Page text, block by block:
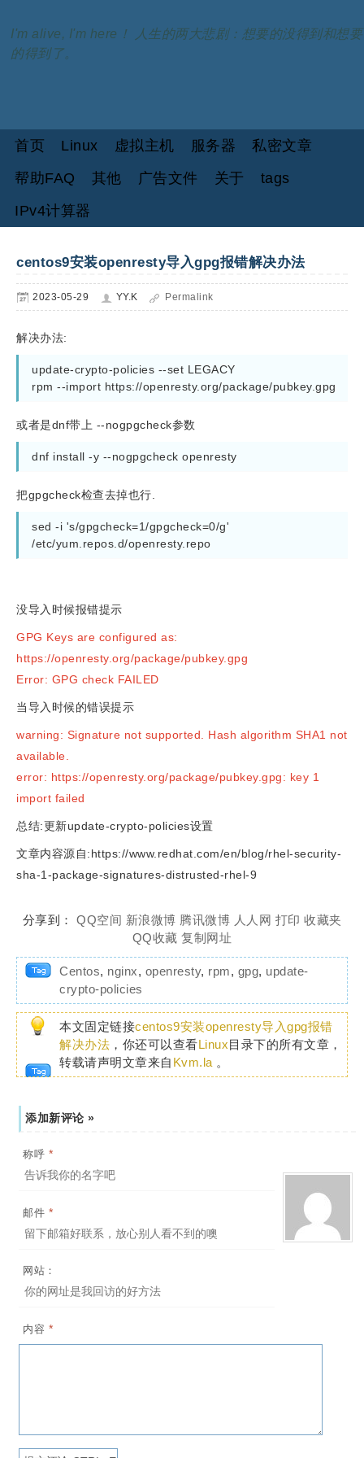
I'm alive, I'm here！ 人生的两大悲剧：想要的没得到和想要
的得到了。
首页 Linux 虚拟主机 服务器
私密文章
帮助FAQ
其他 广告文件 关于
tags
IPv4计算器
centos9安装openresty导入gpg报错解决办法
2023-05-29 YY.K Permalink
解决办法:
update-crypto-policies --set LEGACY
rpm --import https://openresty.org/package/pubkey.gpg
或者是dnf带上 --nogpgcheck参数
dnf install -y --nogpgcheck openresty
把gpgcheck检查去掉也行.
sed -i 's/gpgcheck=1/gpgcheck=0/g'
/etc/yum.repos.d/openresty.repo
没导入时候报错提示
GPG Keys are configured as:
https://openresty.org/package/pubkey.gpg
Error: GPG check FAILED
当导入时候的错误提示
warning: Signature not supported. Hash algorithm SHA1 not
available.
error: https://openresty.org/package/pubkey.gpg: key 1
import failed
总结:更新update-crypto-policies设置
文章内容源自:https://www.redhat.com/en/blog/rhel-security-
sha-1-package-signatures-distrusted-rhel-9
分享到： QQ空间 新浪微博 腾讯微博 人人网 打印 收藏夹
QQ收藏 复制网址
Centos, nginx, openresty, rpm, gpg, update-
crypto-policies
本文固定链接centos9安装openresty导入gpg报错
解决办法 ，你还可以查看Linux目录下的所有文章，
转载请声明文章来自 Kvm.la 。
添加新评论 »
称呼 *
邮件 *
网站：
内容 *